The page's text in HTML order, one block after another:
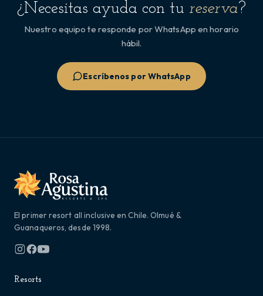
¿Necesitas ayuda con tu reserva?
Nuestro equipo te responde por WhatsApp en horario
hábil.
Escríbenos por WhatsApp
El primer resort all inclusive en Chile. Olmué &
Guanaqueros, desde 1998.
Resorts